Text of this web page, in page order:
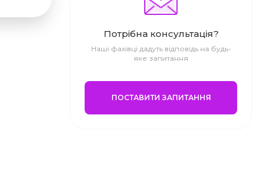
Потрібна консультація?
Наші фахівці дадуть відповідь на будь-
яке запитання
ПОСТАВИТИ ЗАПИТАННЯ